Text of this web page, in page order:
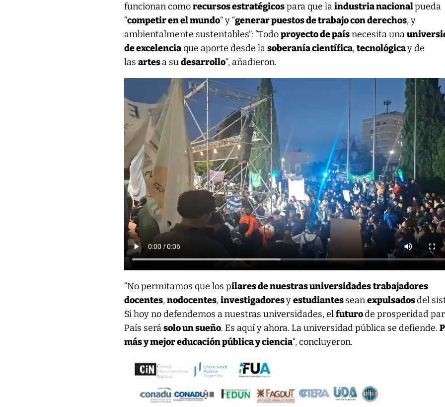
funcionan comorecursos estratégicospara que laindustria nacionalpueda
“competir en el mundo” y “generar puestos de trabajo con derechos, y
ambientalmente sustentables”: “Todoproyecto de paísnecesita una
de excelenciaque aporte desde lasoberanía científica,tecnológicay de
lasartesa sudesarrollo“, añadieron.
“No permitamos que los pilares de nuestras universidadestrabajadores
docentes,nodocentes,investigadoresyestudiantesseanexpulsadosdel
Si hoy no defendemos a nuestras universidades, elfuturode prosperidad
País serásolo un sueño. Es aquí y ahora. La universidad pública se defiende.
más y mejor educación pública y ciencia“, concluyeron.